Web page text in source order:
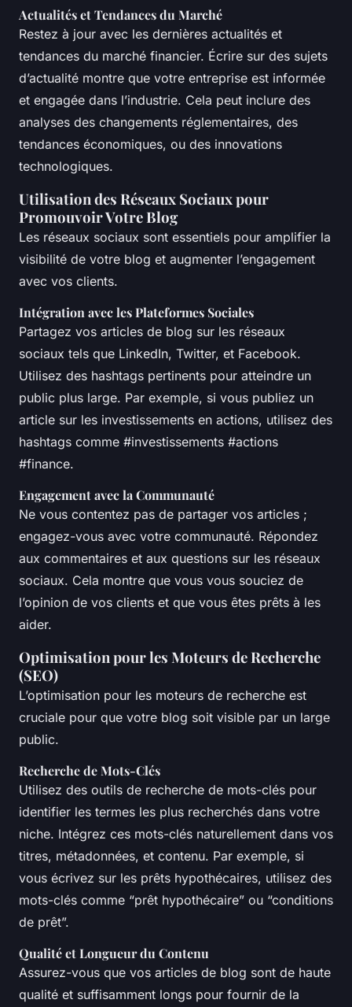
Actualités et Tendances du Marché
Restez à jour avec les dernières actualités et
tendances du marché financier. Écrire sur des sujets
d’actualité montre que votre entreprise est informée
et engagée dans l’industrie. Cela peut inclure des
analyses des changements réglementaires, des
tendances économiques, ou des innovations
technologiques.
Utilisation des Réseaux Sociaux pour
Promouvoir Votre Blog
Les réseaux sociaux sont essentiels pour amplifier la
visibilité de votre blog et augmenter l’engagement
avec vos clients.
Intégration avec les Plateformes Sociales
Partagez vos articles de blog sur les réseaux
sociaux tels que LinkedIn, Twitter, et Facebook.
Utilisez des hashtags pertinents pour atteindre un
public plus large. Par exemple, si vous publiez un
article sur les investissements en actions, utilisez des
hashtags comme #investissements #actions
#finance.
Engagement avec la Communauté
Ne vous contentez pas de partager vos articles ;
engagez-vous avec votre communauté. Répondez
aux commentaires et aux questions sur les réseaux
sociaux. Cela montre que vous vous souciez de
l’opinion de vos clients et que vous êtes prêts à les
aider.
Optimisation pour les Moteurs de Recherche
(SEO)
L’optimisation pour les moteurs de recherche est
cruciale pour que votre blog soit visible par un large
public.
Recherche de Mots-Clés
Utilisez des outils de recherche de mots-clés pour
identifier les termes les plus recherchés dans votre
niche. Intégrez ces mots-clés naturellement dans vos
titres, métadonnées, et contenu. Par exemple, si
vous écrivez sur les prêts hypothécaires, utilisez des
mots-clés comme “prêt hypothécaire” ou “conditions
de prêt”.
Qualité et Longueur du Contenu
Assurez-vous que vos articles de blog sont de haute
qualité et suffisamment longs pour fournir de la